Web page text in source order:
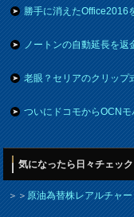
勝手に消えたOffice2016
ノートンの自動延長を返
老眼？セリアのクリップ
ついにドコモからOCN
気になったら日々チェック
＞＞原油為替株レアルチャ